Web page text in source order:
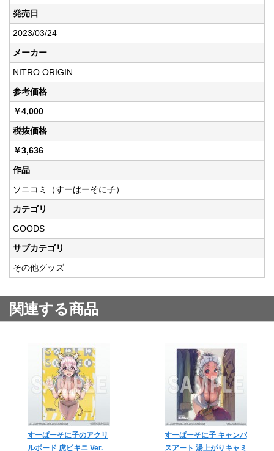
発売日
2023/03/24
メーカー
NITRO ORIGIN
参考価格
￥4,000
税抜価格
￥3,636
作品
ソニコミ（すーぱーそに子）
カテゴリ
GOODS
サブカテゴリ
その他グッズ
関連する商品
すーぱーそに子のアクリ
ルボード 虎ビキニ Ver.
すーぱーそに子 キャンバ
スアート 湯上がりキャミ